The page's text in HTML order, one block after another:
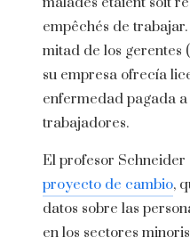
empêchés de
mitad de los gerentes
su empresa ofrecía
enfermedad pagada a
trabajadores.
El profesor
proyecto de cambio,
datos sobre las
en los sectores